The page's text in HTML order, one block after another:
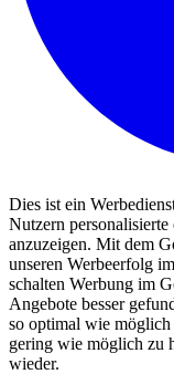
Dies ist ein
Nutzern
anzuzeigen. Mit dem
unseren Werbeerfolg
schalten Werbung im
Angebote besser
so optimal wie möglich
gering wie möglich zu
wieder.